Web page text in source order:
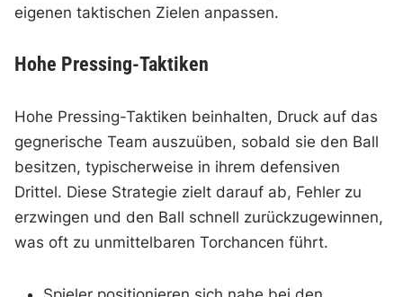
eigenen taktischen Zielen anpassen.
Hohe Pressing-Taktiken
Hohe Pressing-Taktiken beinhalten, Druck auf das
gegnerische Team auszuüben, sobald sie den Ball
besitzen, typischerweise in ihrem defensiven
Drittel. Diese Strategie zielt darauf ab, Fehler zu
erzwingen und den Ball schnell zurückzugewinnen,
was oft zu unmittelbaren Torchancen führt.